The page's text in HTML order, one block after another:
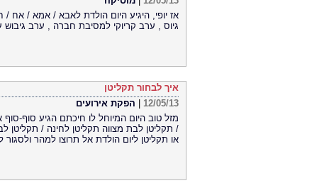
אז יופי, היגיע היום הולדת לאבא / אמא /
גיוס , ערב קריוקי למסיבת חברה , ערב גיבוש
איך לבחור תקליטן
12/05/13
הפקת אירועים
מזל טוב היום המיוחל לו חיכתם הגיע סוף-
/ תקליטן לבת מצווה תקליטן לחינה / תקליטן
או תקליטן ליום הולדת אל תרוצו למהר